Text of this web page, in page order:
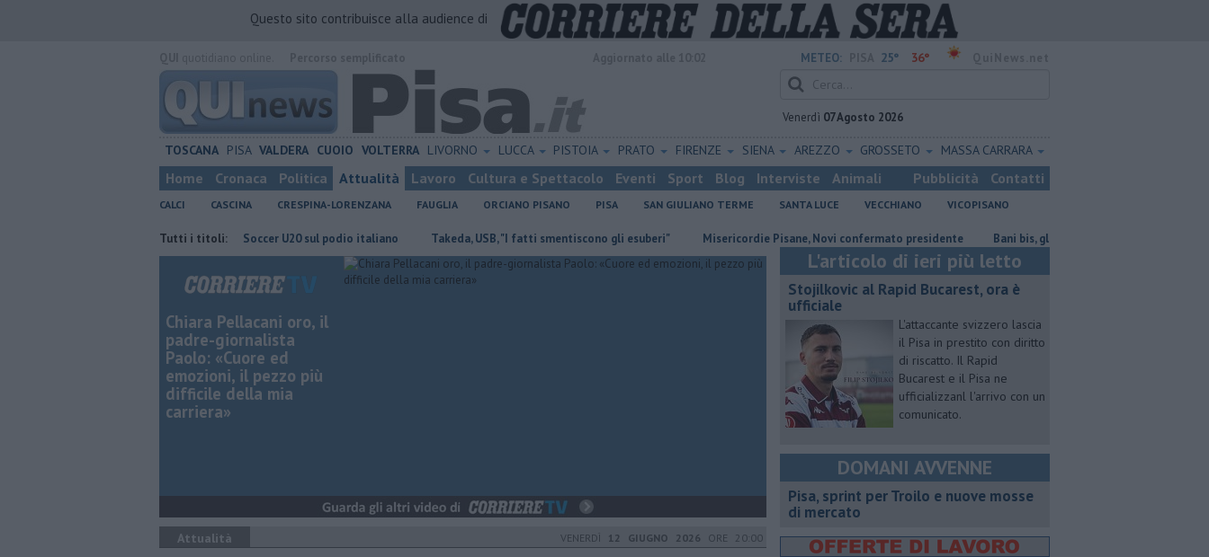
Questo sito contribuisce alla audience di
METEO: 25° 36°
Venerdì 07 Agosto 2026
TOSCANA PISA VALDERA CUOIO VOLTERRA LIVORNO LUCCA PISTOIA PRATO FIRENZE SIENA AREZZO GROSSETO MASSA CARRARA
Home Cronaca Politica Attualità Lavoro Cultura e Spettacolo Eventi Sport Blog Interviste Animali Pubblicità Contatti
CALCI CASCINA CRESPINA-LORENZANA FAUGLIA ORCIANO PISANO PISA SAN GIULIANO TERME SANTA LUCE VECCHIANO VICOPISANO
Tutti i titoli:
Il Pisa Beach Soccer U20 sul podio italiano Takeda, USB, "I fatti smentiscono gli esuberi" Misericordie Pisane, Novi confermato presidente Bani bis, gli ambientalisti attaccano il nuovo
Chiara Pellacani oro, il
padre-giornalista
Paolo: «Cuore ed
emozioni, il pezzo più
difficile della mia
carriera»
Attualità VENERDÌ 12 GIUGNO 2026 ORE 20:00
L'articolo di ieri più letto
Stojilkovic al Rapid Bucarest, ora è
ufficiale
L'attaccante svizzero lascia
il Pisa in prestito con diritto
di riscatto. Il Rapid
Bucarest e il Pisa ne
ufficializzanl l'arrivo con un
comunicato.
DOMANI AVVENNE
Pisa, sprint per Troilo e nuove mosse
di mercato